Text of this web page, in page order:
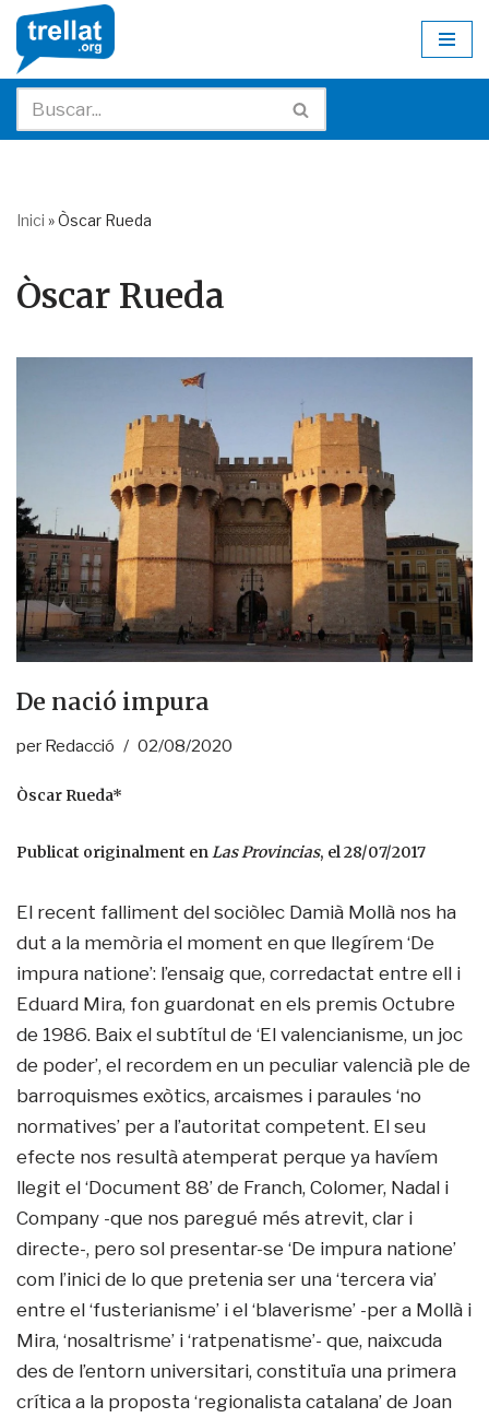
Skip
to
content
Inici »Òscar Rueda
Òscar Rueda
De nació impura
per Redacció 02/08/2020
Òscar Rueda*
Publicat originalment enLas Provincias, el 28/07/2017
El recent falliment del sociòlec Damià Mollà nos ha
dut a la memòria el moment en que llegírem ‘De
impura natione’: l’ensaig que, corredactat entre ell i
Eduard Mira, fon guardonat en els premis Octubre
de 1986. Baix el subtítul de ‘El valencianisme, un joc
de poder’, el recordem en un peculiar valencià ple de
barroquismes exòtics, arcaismes i paraules ‘no
normatives’ per a l’autoritat competent. El seu
efecte nos resultà atemperat perque ya havíem
llegit el ‘Document 88’ de Franch, Colomer, Nadal i
Company -que nos paregué més atrevit, clar i
directe-, pero sol presentar-se ‘De impura natione’
com l’inici de lo que pretenia ser una ‘tercera via’
entre el ‘fusterianisme’ i el ‘blaverisme’ -per a Mollà i
Mira, ‘nosaltrisme’ i ‘ratpenatisme’- que, naixcuda
des de l’entorn universitari, constituïa una primera
crítica a la proposta ‘regionalista catalana’ de Joan